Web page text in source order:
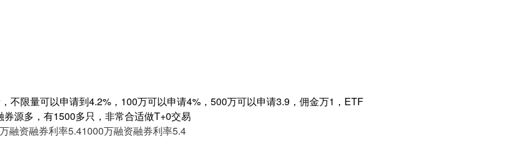
不限量可以申请到4.2%，100万可以申请4%，500万可以申请3.9，佣金万1，ETF
源多，有1500多只，非常合适做T+0交易
融资融券利率5.41000万融资融券利率5.4